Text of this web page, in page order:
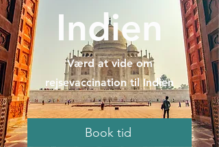
Indien
Værd at vide om
rejsevaccination til Indien
Book tid